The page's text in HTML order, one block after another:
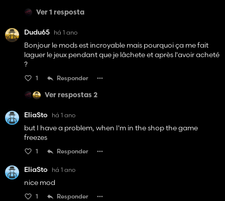
Ver 1 resposta
Dudu65 há 1 ano
Bonjour le mods est incroyable mais pourquoi ça me fait
laguer le jeux pendant que je lâchete et après l'avoir acheté
?
1 Responder
Ver respostas 2
EliaSto há 1 ano
but I have a problem, when I'm in the shop the game
freezes
1 Responder
EliaSto há 1 ano
nice mod
1 Responder